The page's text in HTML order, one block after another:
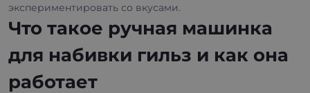
экспериментировать со вкусами.
Что такое ручная машинка
для набивки гильз и как она
работает